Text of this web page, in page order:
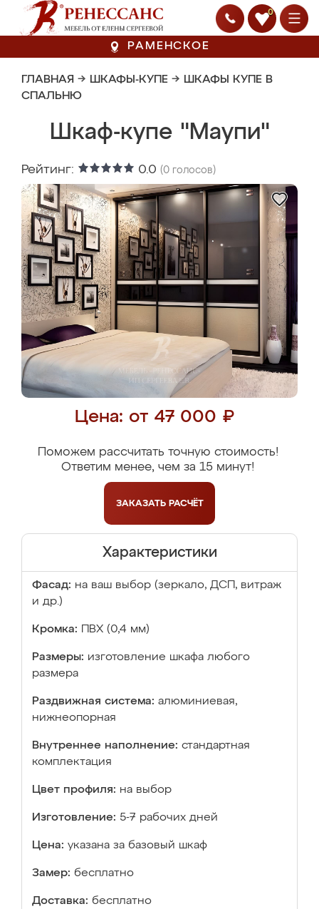
0
РАМЕНСКОЕ
ГЛАВНАЯ → ШКАФЫ-КУПЕ → ШКАФЫ КУПЕ В
СПАЛЬНЮ
Шкаф-купе "Маупи"
Рейтинг: 0.0 (0 голосов)
Цена: от 47 000 ₽
Поможем рассчитать точную стоимость!
Ответим менее, чем за 15 минут!
ЗАКАЗАТЬ РАСЧЁТ
Характеристики
Фасад: на ваш выбор (зеркало, ДСП, витраж
и др.)
Кромка: ПВХ (0,4 мм)
Размеры: изготовление шкафа любого
размера
Раздвижная система: алюминиевая,
нижнеопорная
Внутреннее наполнение: стандартная
комплектация
Цвет профиля: на выбор
Изготовление: 5-7 рабочих дней
Цена: указана за базовый шкаф
Замер: бесплатно
Доставка: бесплатно